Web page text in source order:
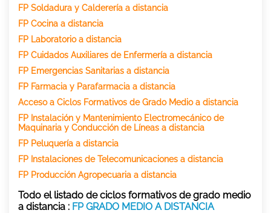
FP Soldadura y Calderería a distancia
FP Cocina a distancia
FP Laboratorio a distancia
FP Cuidados Auxiliares de Enfermería a distancia
FP Emergencias Sanitarias a distancia
FP Farmacia y Parafarmacia a distancia
Acceso a Ciclos Formativos de Grado Medio a distancia
FP Instalación y Mantenimiento Electromecánico de
Maquinaria y Conducción de Líneas a distancia
FP Peluquería a distancia
FP Instalaciones de Telecomunicaciones a distancia
FP Producción Agropecuaria a distancia
Todo el listado de ciclos formativos de grado medio
a distancia : FP GRADO MEDIO A DISTANCIA